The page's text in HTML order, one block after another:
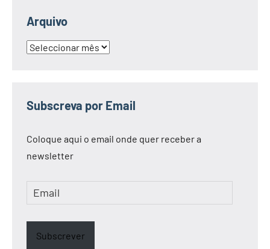
Arquivo
Arquivo
Subscreva por Email
Coloque aqui o email onde quer receber a
newsletter
Email
Subscrever